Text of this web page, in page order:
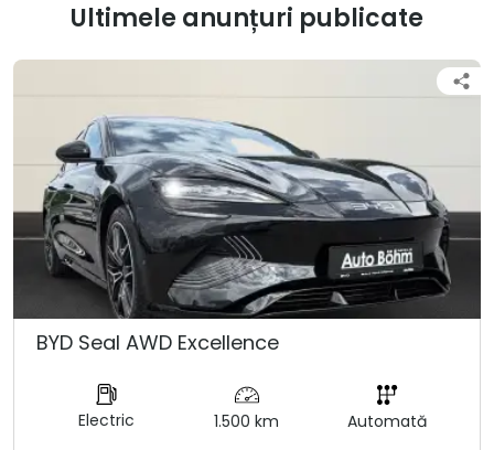
Ultimele anunțuri publicate
BYD Seal AWD Excellence
Electric 1.500 km Automată